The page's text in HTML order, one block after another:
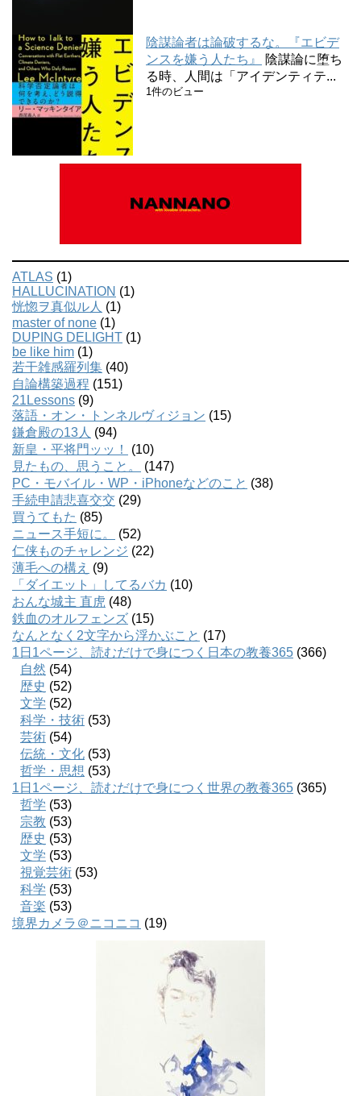
陰謀論者は論破するな。『エビデ
ンスを嫌う人たち』
陰謀論に堕ち
る時、人間は「アイデンティテ...
1件のビュー
ATLAS (1)
HALLUCINATION (1)
恍惚ヲ真似ル人 (1)
master of none (1)
DUPING DELIGHT (1)
be like him (1)
若干雑感羅列集 (40)
自論構築過程 (151)
21Lessons (9)
落語・オン・トンネルヴィジョン (15)
鎌倉殿の13人 (94)
新皇・平将門ッッ！
(10)
見たもの、思うこと。
(147)
PC・モバイル・WP・iPhoneなどのこと (38)
手続申請悲喜交交 (29)
買うてもた (85)
ニュース手短に。
(52)
仁侠ものチャレンジ (22)
薄毛への構え (9)
「ダイエット」してるバカ (10)
おんな城主 直虎 (48)
鉄血のオルフェンズ (15)
なんとなく2文字から浮かぶこと (17)
1日1ページ、読むだけで身につく日本の教養365 (366)
自然 (54)
歴史 (52)
文学 (52)
科学・技術 (53)
芸術 (54)
伝統・文化 (53)
哲学・思想 (53)
1日1ページ、読むだけで身につく世界の教養365 (365)
哲学 (53)
宗教 (53)
歴史 (53)
文学 (53)
視覚芸術 (53)
科学 (53)
音楽 (53)
境界カメラ＠ニコニコ (19)